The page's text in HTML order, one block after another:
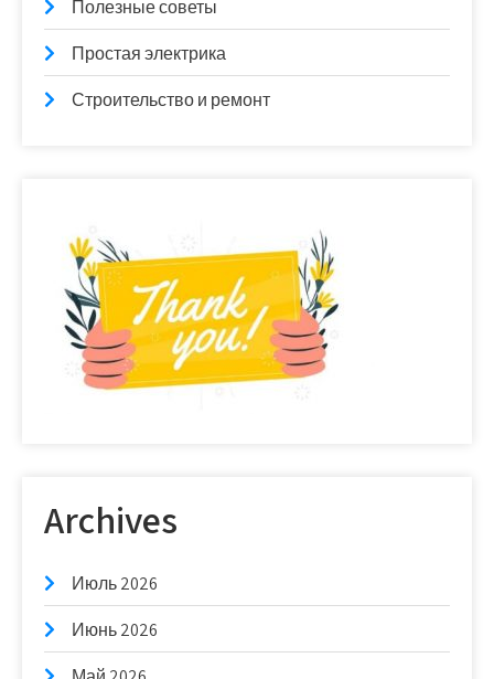
Полезные советы
Простая электрика
Строительство и ремонт
Archives
Июль 2026
Июнь 2026